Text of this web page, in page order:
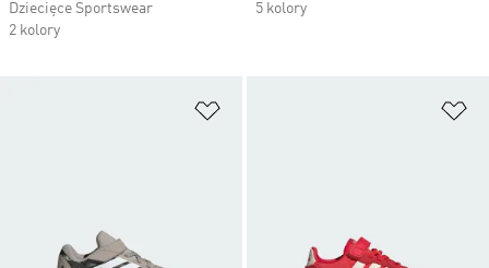
Dziecięce Sportswear
2 kolory
5 kolory